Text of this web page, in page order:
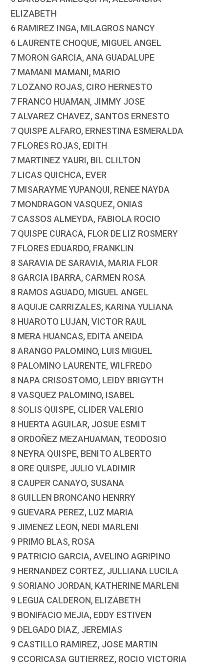
ELIZABETH
6 RAMIREZ INGA, MILAGROS NANCY
6 LAURENTE CHOQUE, MIGUEL ANGEL
7 MORON GARCIA, ANA GUADALUPE
7 MAMANI MAMANI, MARIO
7 LOZANO ROJAS, CIRO HERNESTO
7 FRANCO HUAMAN, JIMMY JOSE
7 ALVAREZ CHAVEZ, SANTOS ERNESTO
7 QUISPE ALFARO, ERNESTINA ESMERALDA
7 FLORES ROJAS, EDITH
7 MARTINEZ YAURI, BIL CLILTON
7 LICAS QUICHCA, EVER
7 MISARAYME YUPANQUI, RENEE NAYDA
7 MONDRAGON VASQUEZ, ONIAS
7 CASSOS ALMEYDA, FABIOLA ROCIO
7 QUISPE CURACA, FLOR DE LIZ ROSMERY
7 FLORES EDUARDO, FRANKLIN
8 SARAVIA DE SARAVIA, MARIA FLOR
8 GARCIA IBARRA, CARMEN ROSA
8 RAMOS AGUADO, MIGUEL ANGEL
8 AQUIJE CARRIZALES, KARINA YULIANA
8 HUAROTO LUJAN, VICTOR RAUL
8 MERA HUANCAS, EDITA ANEIDA
8 ARANGO PALOMINO, LUIS MIGUEL
8 PALOMINO LAURENTE, WILFREDO
8 NAPA CRISOSTOMO, LEIDY BRIGYTH
8 VASQUEZ PALOMINO, ISABEL
8 SOLIS QUISPE, CLIDER VALERIO
8 HUERTA AGUILAR, JOSUE ESMIT
8 ORDOÑEZ MEZAHUAMAN, TEODOSIO
8 NEYRA QUISPE, BENITO ALBERTO
8 ORE QUISPE, JULIO VLADIMIR
8 CAUPER CANAYO, SUSANA
8 GUILLEN BRONCANO HENRRY
9 GUEVARA PEREZ, LUZ MARIA
9 JIMENEZ LEON, NEDI MARLENI
9 PRIMO BLAS, ROSA
9 PATRICIO GARCIA, AVELINO AGRIPINO
9 HERNANDEZ CORTEZ, JULLIANA LUCILA
9 SORIANO JORDAN, KATHERINE MARLENI
9 LEGUA CALDERON, ELIZABETH
9 BONIFACIO MEJIA, EDDY ESTIVEN
9 DELGADO DIAZ, JEREMIAS
9 CASTILLO RAMIREZ, JOSE MARTIN
9 CCORICASA GUTIERREZ, ROCIO VICTORIA